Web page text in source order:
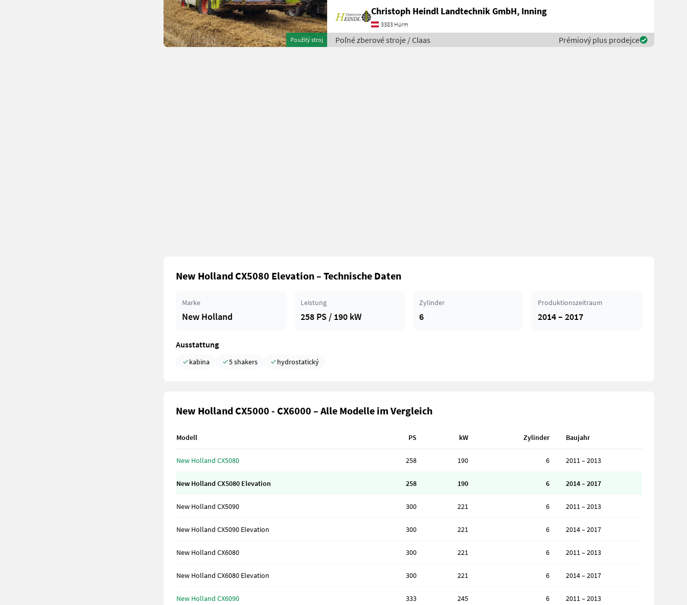
Použitý stroj
Christoph Heindl Landtechnik GmbH, Inning
3383 Hürm
Poľné zberové stroje / Claas Prémiový plus prodejce
New Holland CX5080 Elevation – Technische Daten
Marke
New Holland
Leistung
258 PS / 190 kW
Zylinder
6
Produktionszeitraum
2014 – 2017
Ausstattung
kabina 5 shakers hydrostatický
New Holland CX5000 - CX6000 – Alle Modelle im Vergleich
Modell PS kW Zylinder Baujahr
New Holland CX5080 258 190 6 2011 – 2013
New Holland CX5080 Elevation 258 190 6 2014 – 2017
New Holland CX5090 300 221 6 2011 – 2013
New Holland CX5090 Elevation 300 221 6 2014 – 2017
New Holland CX6080 300 221 6 2011 – 2013
New Holland CX6080 Elevation 300 221 6 2014 – 2017
New Holland CX6090 333 245 6 2011 – 2013